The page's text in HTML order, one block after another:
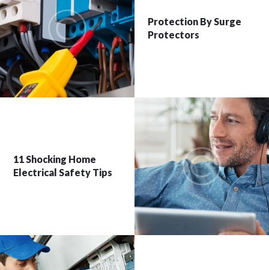
Protection By Surge
Protectors
11 Shocking Home
Electrical Safety Tips